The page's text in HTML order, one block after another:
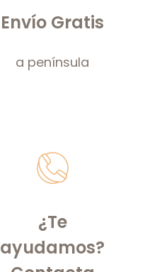
Envío Gratis
a península
¿Te
ayudamos?